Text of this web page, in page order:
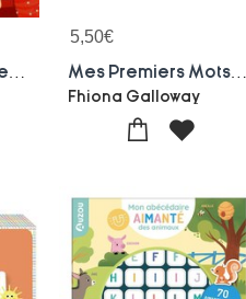
5,50€
Fhiona Galloway